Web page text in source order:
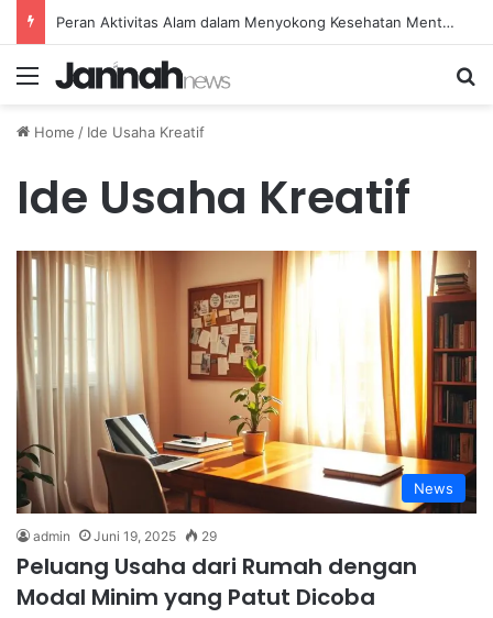
Peran Aktivitas Alam dalam Menyokong Kesehatan Mental dan Menenangkan Pikiran di Masa Sulit
Menu
Home / Ide Usaha Kreatif
Ide Usaha Kreatif
News
admin Juni 19, 2025 29
Peluang Usaha dari Rumah dengan
Modal Minim yang Patut Dicoba